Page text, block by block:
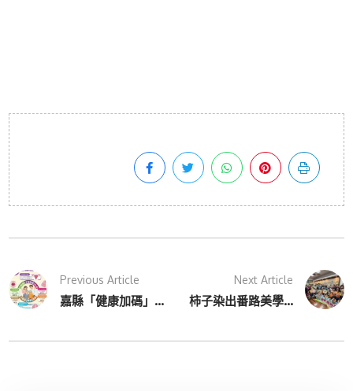
Previous Article
嘉縣「健康加碼」...
Next Article
柿子染出番路美學...